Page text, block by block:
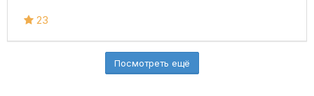
23
Посмотреть ещё